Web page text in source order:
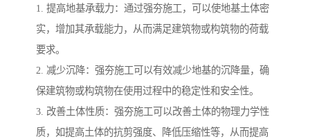
1. 提高地基承载力：通过强夯施工，可以使地基土体密
实，增加其承载能力，从而满足建筑物或构筑物的荷载
要求。
2. 减少沉降：强夯施工可以有效减少地基的沉降量，确
保建筑物或构筑物在使用过程中的稳定性和安全性。
3. 改善土体性质：强夯施工可以改善土体的物理力学性
质，如提高土体的抗剪强度、降低压缩性等，从而提高